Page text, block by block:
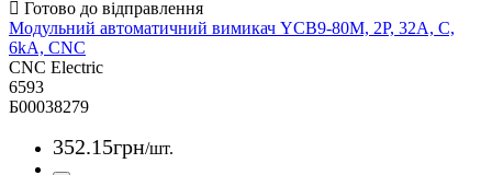
Модульний автоматичний вимикач YCB9-80M, 2Р, 32А, С,
6kА, CNC
CNC Electric
6593
Б00038279
352.15грн/шт.